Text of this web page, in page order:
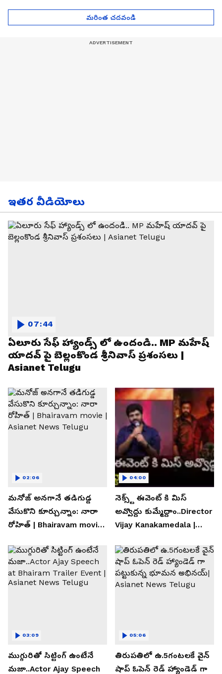
మరింత చదవండి
ఇతర వీడియోలు
ఏలూరు సేఫ్ హ్యాండ్స్ లో ఉందండి.. MP మహేష్
యాదవ్ పై బెల్లంకొండ శ్రీనివాస్ ప్రశంసలు |
Asianet Telugu
07:44
మనోజ్ అనగానే తడిగుడ్డ
వేసుకొని కూర్చున్నాం: నారా
రోహిత్ | Bhairavam movie |
02:06
నెక్స్ట్ ఈవెంట్ కి మిస్
అవ్వొద్దు కుమ్మేద్దాం..Director
Vijay Kanakamedala |
04:00
ముగ్గురితో సిట్టింగ్ ఉంటేనే
మజా..Actor Ajay Speech
03:09
తిరుపతిలో ఉ.5గంటలకే వైన్
షాప్ ఓపెన్ రెడ్ హ్యాండెడ్ గా
05:06